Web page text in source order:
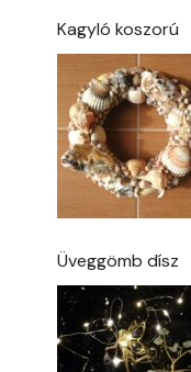
Kagyló koszorú
Üveggömb dísz